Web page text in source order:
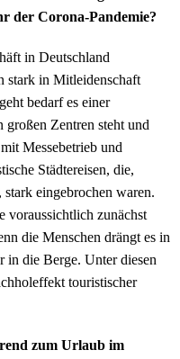
der Corona-Pandemie?
in Deutschland
stark in Mitleidenschaft
bedarf es einer
Zentren steht und
Messebetrieb und
Städtereisen, die,
eingebrochen waren.
voraussichtlich zunächst
die Menschen drängt es in
in die Berge. Unter diesen
touristischer
zum Urlaub im